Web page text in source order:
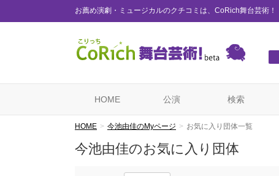
お薦め演劇・ミュージカルのクチコミは、CoRich舞台芸術！
HOME 公演 検索
HOME 今池由佳のMyページ お気に入り団体一覧
今池由佳のお気に入り団体